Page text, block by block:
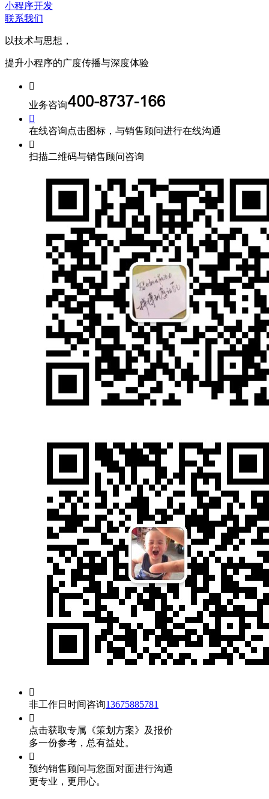
小程序开发
联系我们
以技术与思想，
提升小程序的广度传播与深度体验

业务咨询

在线咨询点击图标，与销售顾问进行在线沟通

扫描二维码与销售顾问咨询

非工作日时间咨询13675885781

点击获取专属《策划方案》及报价
多一份参考，总有益处。

预约销售顾问与您面对面进行沟通
更专业，更用心。